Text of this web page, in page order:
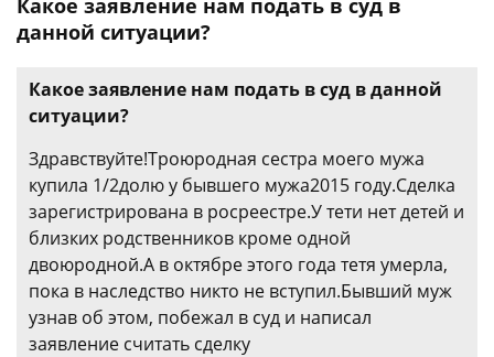
Какое заявление нам подать в суд в
данной ситуации?
Какое заявление нам подать в суд в данной
ситуации?
Здравствуйте!Троюродная сестра моего мужа
купила 1/2долю у бывшего мужа2015 году.Сделка
зарегистрирована в росреестре.У тети нет детей и
близких родственников кроме одной
двоюродной.А в октябре этого года тетя умерла,
пока в наследство никто не вступил.Бывший муж
узнав об этом, побежал в суд и написал
заявление считать сделку